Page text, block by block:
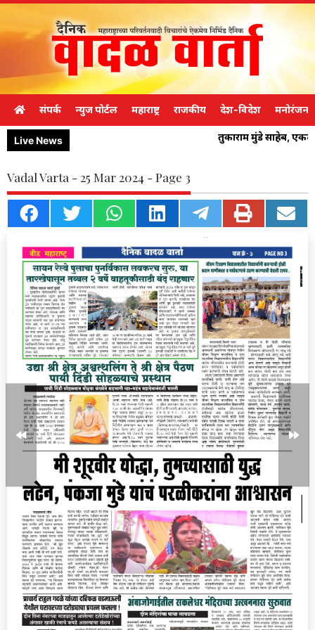
संपर्क न्युज पोर्टल महाराष्ट्र राजकीय देश-विदेश मनोरंजन
Live News तुकाराम मुंडे साहेब,
Vadal Varta - 25 Mar 2024 - Page 3